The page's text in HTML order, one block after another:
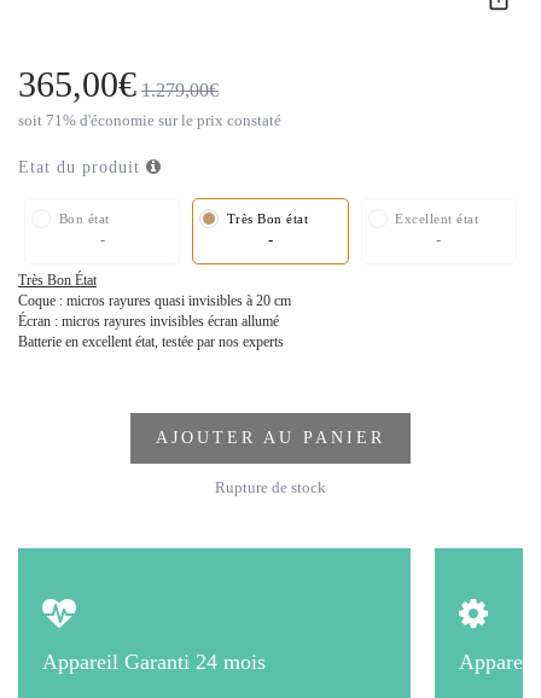
365,00€ 1.279,00€
soit 71% d'économie sur le prix constaté
Etat du produit
Bon état
-
Très Bon état
-
Excellent état
-
Très Bon État
Coque : micros rayures quasi invisibles à 20 cm
Écran : micros rayures invisibles écran allumé
Batterie en excellent état, testée par nos experts
AJOUTER AU PANIER
Rupture de stock
Appareil Garanti 24 mois Appareil